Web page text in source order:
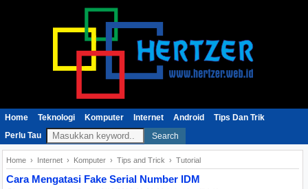
Home Teknologi Komputer Internet Android
Tips Dan Trik
Perlu Tau
Search
Home › Internet › Komputer › Tips and Trick › Tutorial
Cara Mengatasi Fake Serial Number IDM